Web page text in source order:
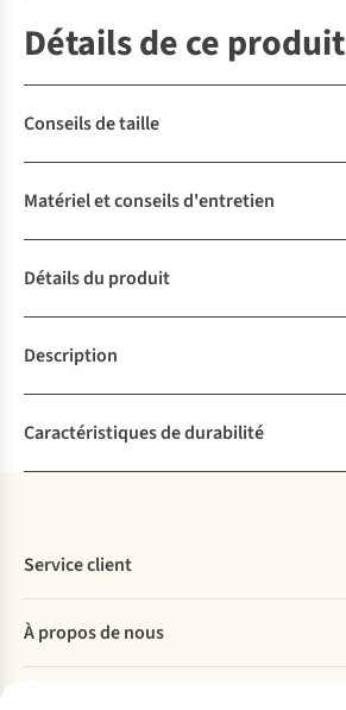
Détails de ce produit
Conseils de taille
Matériel et conseils d'entretien
Détails du produit
Description
Caractéristiques de durabilité
Service client
Commander
Payer
À propos de nous